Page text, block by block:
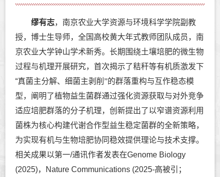
缪有志，南京农业大学资源与环境科学学院副教
授，博士生导师，全国高校黄大年式教师团队成员，南
京农业大学钟山学术新秀。长期围绕土壤培肥的微生物
过程与机理开展研究，首次揭示了秸秆等有机质激发下
“真菌主分解、细菌主剥削”的群落重构与互作稳态模
型，阐明了植物益生菌群通过强化资源获取与对外竞争
适应培肥群落的分子机理，创新提出了以窄谱资源利用
菌株为核心构建代谢合作型益生稳定菌群的全新策略，
为实现有机与生物培肥协同稳效提供理论与技术支撑。
相关成果以第一/通讯作者发表在Genome Biology
(2025)，Nature Communications (2025-高被引；